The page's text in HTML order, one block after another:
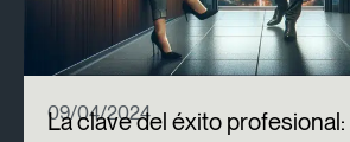
09/04/2024
La clave del éxito profesional: